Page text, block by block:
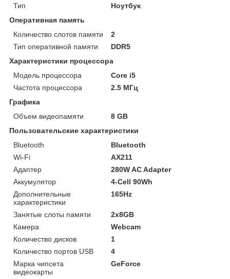
Тип
Ноутбук
Оперативная память
Количество слотов памяти
2
Тип оперативной памяти
DDR5
Характеристики процессора
Модель процессора
Core i5
Частота процессора
2.5 МГц
Графика
Объем видеопамяти
8 GB
Пользовательские характеристики
Bluetooth
Bluetooth
Wi-Fi
AX211
Адаптер
280W AC Adapter
Аккумулятор
4-Cell 90Wh
Дополнительные
характеристики
165Hz
Занятые слоты памяти
2x8GB
Камера
Webcam
Количество дисков
1
Количество портов USB
4
Марка чипсета
видеокарты
GeForce